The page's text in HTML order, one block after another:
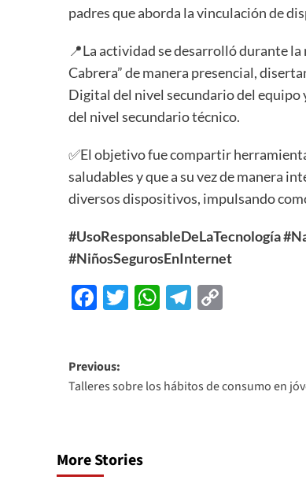
padres que aborda la vinculación de
📍La actividad se desarrolló durante
Cabrera” de manera presencial,
Digital del nivel secundario del equipo
del nivel secundario técnico.
✅El objetivo fue compartir
saludables y que a su vez de manera
diversos dispositivos, impulsando
#UsoResponsableDeLaTecnología
#NiñosSegurosEnInternet
Facebook
Twitter
WhatsApp
Telegram
Previous:
Talleres sobre los hábitos de consumo en
More Stories